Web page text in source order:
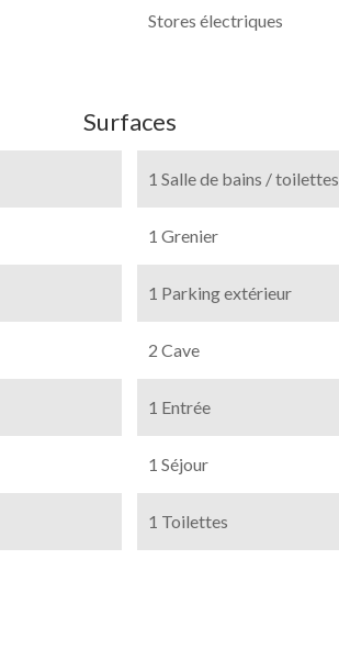
Stores électriques
Surfaces
1 Salle de bains / toilettes
1 Grenier
1 Parking extérieur
2 Cave
1 Entrée
1 Séjour
1 Toilettes